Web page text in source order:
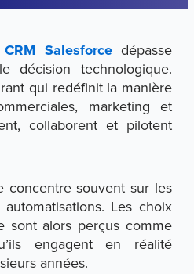
CRM Salesforcedépasse
décision technologique.
qui redéfinit la manière
marketing et
collaborent et pilotent
concentre souvent sur les
Les choix
sont alors perçus comme
engagent en réalité
années.